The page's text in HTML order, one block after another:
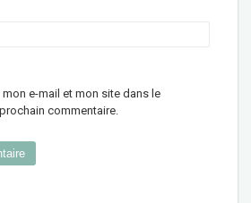
e-mail et mon site dans le
commentaire.